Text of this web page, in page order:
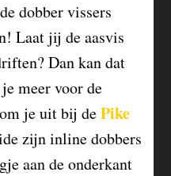
dobber vissers
Laat jij de aasvis
Dan kan dat
meer voor de
je uit bij dePike
zijn inline dobbers
aan de onderkant